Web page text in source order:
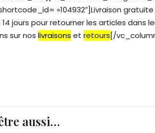
»104932″]Livraison
jours pour retourner les articles dans
sur noslivraisons etretours[/
aussi…